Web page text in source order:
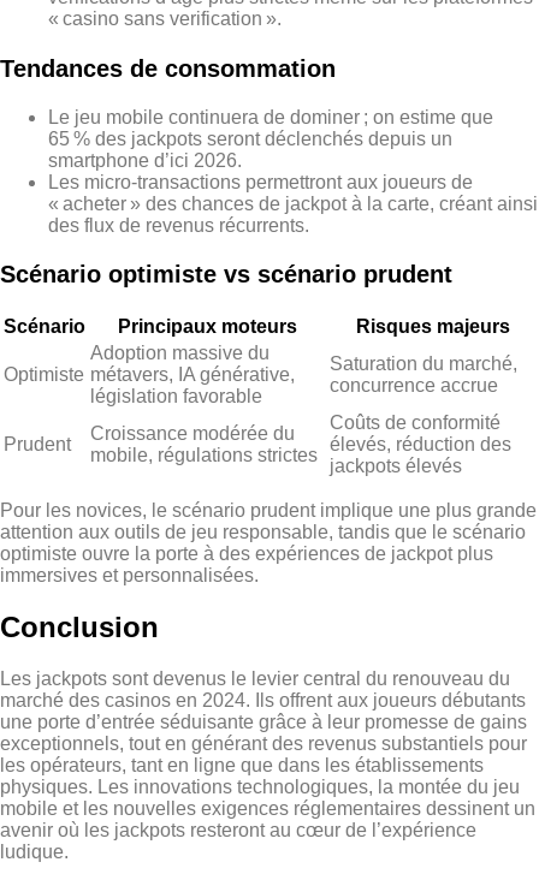
« casino sans verification ».
Tendances de consommation
Le jeu mobile continuera de dominer ; on estime que
65 % des jackpots seront déclenchés depuis un
smartphone d’ici 2026.
Les micro‑transactions permettront aux joueurs de
« acheter » des chances de jackpot à la carte, créant ainsi
des flux de revenus récurrents.
Scénario optimiste vs scénario prudent
Scénario Principaux moteurs Risques majeurs
Optimiste
Adoption massive du
métavers, IA générative,
législation favorable
Saturation du marché,
concurrence accrue
Prudent
Croissance modérée du
mobile, régulations strictes
Coûts de conformité
élevés, réduction des
jackpots élevés
Pour les novices, le scénario prudent implique une plus grande
attention aux outils de jeu responsable, tandis que le scénario
optimiste ouvre la porte à des expériences de jackpot plus
immersives et personnalisées.
Conclusion
Les jackpots sont devenus le levier central du renouveau du
marché des casinos en 2024. Ils offrent aux joueurs débutants
une porte d’entrée séduisante grâce à leur promesse de gains
exceptionnels, tout en générant des revenus substantiels pour
les opérateurs, tant en ligne que dans les établissements
physiques. Les innovations technologiques, la montée du jeu
mobile et les nouvelles exigences réglementaires dessinent un
avenir où les jackpots resteront au cœur de l’expérience
ludique.